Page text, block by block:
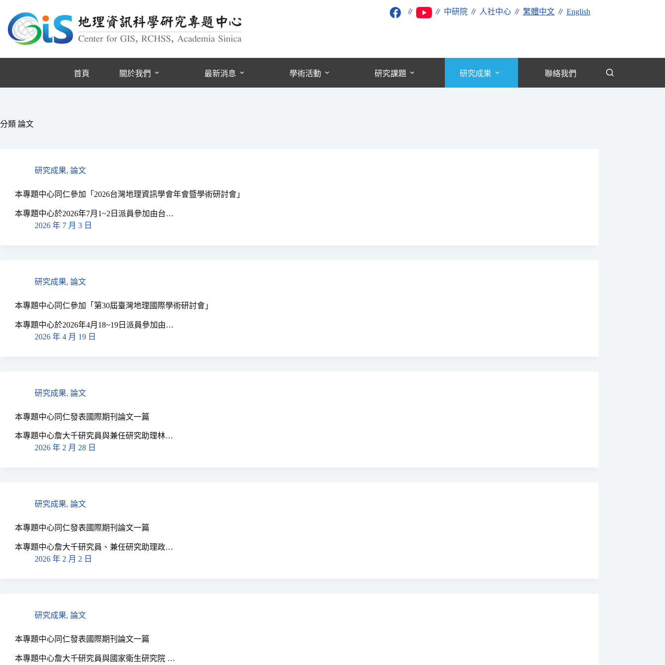
∥ ∥ 中研院∥ 人社中心∥ 繁體中文∥ English
首頁 關於我們 最新消息 學術活動 研究課題 研究成果 聯絡我們
分類 論文
研究成果, 論文
本專題中心同仁參加「2026台灣地理資訊學會年會暨學術研討會」
本專題中心於2026年7月1~2日派員參加由台…
2026 年 7 月 3 日
研究成果, 論文
本專題中心同仁參加「第30屆臺灣地理國際學術研討會」
本專題中心於2026年4月18~19日派員參加由…
2026 年 4 月 19 日
研究成果, 論文
本專題中心同仁發表國際期刊論文一篇
本專題中心詹大千研究員與兼任研究助理林…
2026 年 2 月 28 日
研究成果, 論文
本專題中心同仁發表國際期刊論文一篇
本專題中心詹大千研究員、兼任研究助理政…
2026 年 2 月 2 日
研究成果, 論文
本專題中心同仁發表國際期刊論文一篇
本專題中心詹大千研究員與國家衛生研究院 …